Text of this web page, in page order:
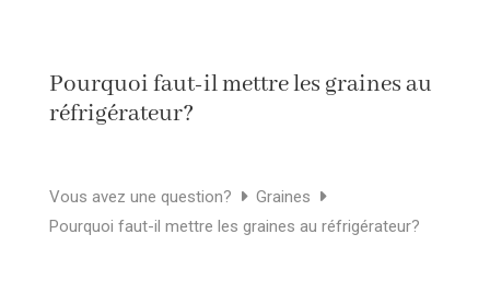
Pourquoi faut-il mettre les graines au
réfrigérateur?
Vous avez une question?
Graines
Pourquoi faut-il mettre les graines au réfrigérateur?